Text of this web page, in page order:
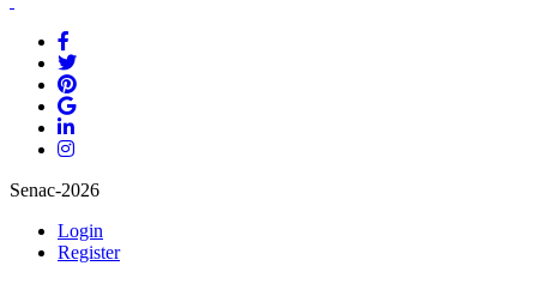
Senac-2026
Login
Register